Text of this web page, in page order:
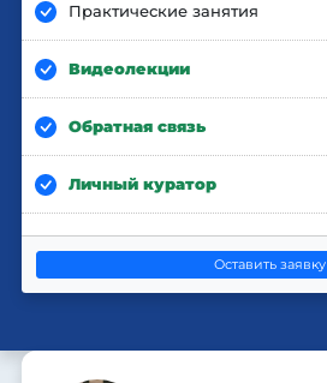
Практические занятия
Видеолекции
Обратная связь
Личный куратор
Оставить заявку